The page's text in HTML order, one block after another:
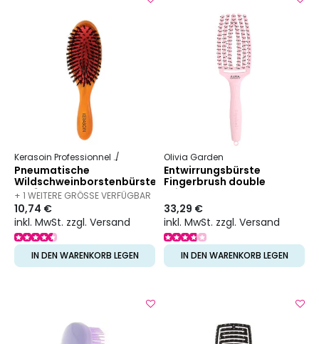
Kerasoin Professionnel Friseurbedarf Entwirrbürste
Pneumatische
Wildschweinborstenbürste
großes Modell
+ 1 WEITERE GRÖSSE VERFÜGBAR
10,74 €
inkl. MwSt. zzgl. Versand
IN DEN WARENKORB LEGEN
Olivia Garden
Entwirrungsbürste
Fingerbrush double
bristles
33,29 €
inkl. MwSt. zzgl. Versand
IN DEN WARENKORB LEGEN